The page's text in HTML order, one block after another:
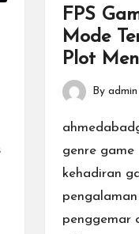
FPS
Mode
Plot
Posted
by
By admin
genre game
kehadiran
penggemar